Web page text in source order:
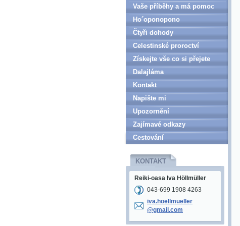
Vaše příběhy a má pomoc
Ho´oponopono
Čtyři dohody
Celestinské proroctví
Získejte vše co si přejete
Dalajláma
Kontakt
Napište mi
Upozornění
Zajímavé odkazy
Cestování
KONTAKT
Reiki-oasa Iva Höllmüller
043-699 1908 4263
iva.hoel lmueller
@gmail.com